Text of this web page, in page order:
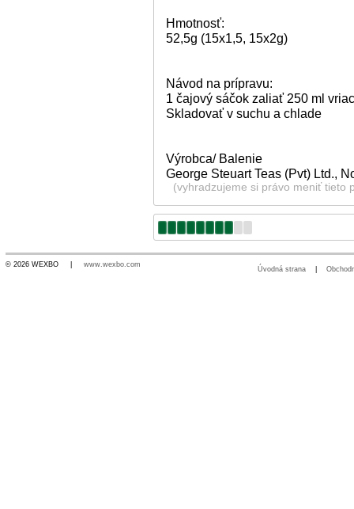
Hmotnosť:
52,5g (15x1,5, 15x2g)
Návod na prípravu:
1 čajový sáčok zaliať 250 ml
Skladovať v suchu a chlade
Výrobca/ Balenie
George Steuart Teas (Pvt) Ltd.,
(vyhradzujeme si právo meniť tieto
© 2026 WEXBO | www.wexbo.com
Úvodná strana